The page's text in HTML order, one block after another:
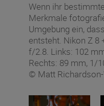
Wenn ihr
Merkmale
Umgebung ein,
entsteht. Nikon Z 8
f/2.8. Links: 102
Rechts: 89 mm, 1/
© Matt